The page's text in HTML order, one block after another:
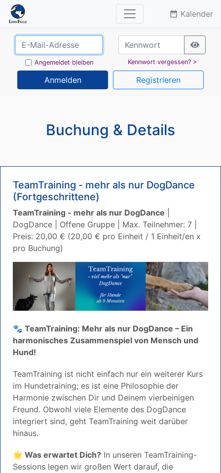
date_range Kalender
Angemeldet bleiben Kennwort vergessen? >
Anmelden Registrieren
Buchung & Details
TeamTraining - mehr als nur DogDance
(Fortgeschrittene)
TeamTraining - mehr als nur DogDance
DogDance | Offene Gruppe | Max. Teilnehmer: 7 |
Preis: 20,00 € (20,00 € pro Einheit / 1 Einheit/en x
pro Buchung)
🐾 TeamTraining: Mehr als nur DogDance – Ein
harmonisches Zusammenspiel von Mensch und
Hund!
TeamTraining ist nicht einfach nur ein weiterer Kurs
im Hundetraining; es ist eine Philosophie der
Harmonie zwischen Dir und Deinem vierbeinigen
Freund. Obwohl viele Elemente des DogDance
integriert sind, geht TeamTraining weit darüber
hinaus.
🌟 Was erwartet Dich? In unseren TeamTraining-
Sessions legen wir großen Wert darauf, die